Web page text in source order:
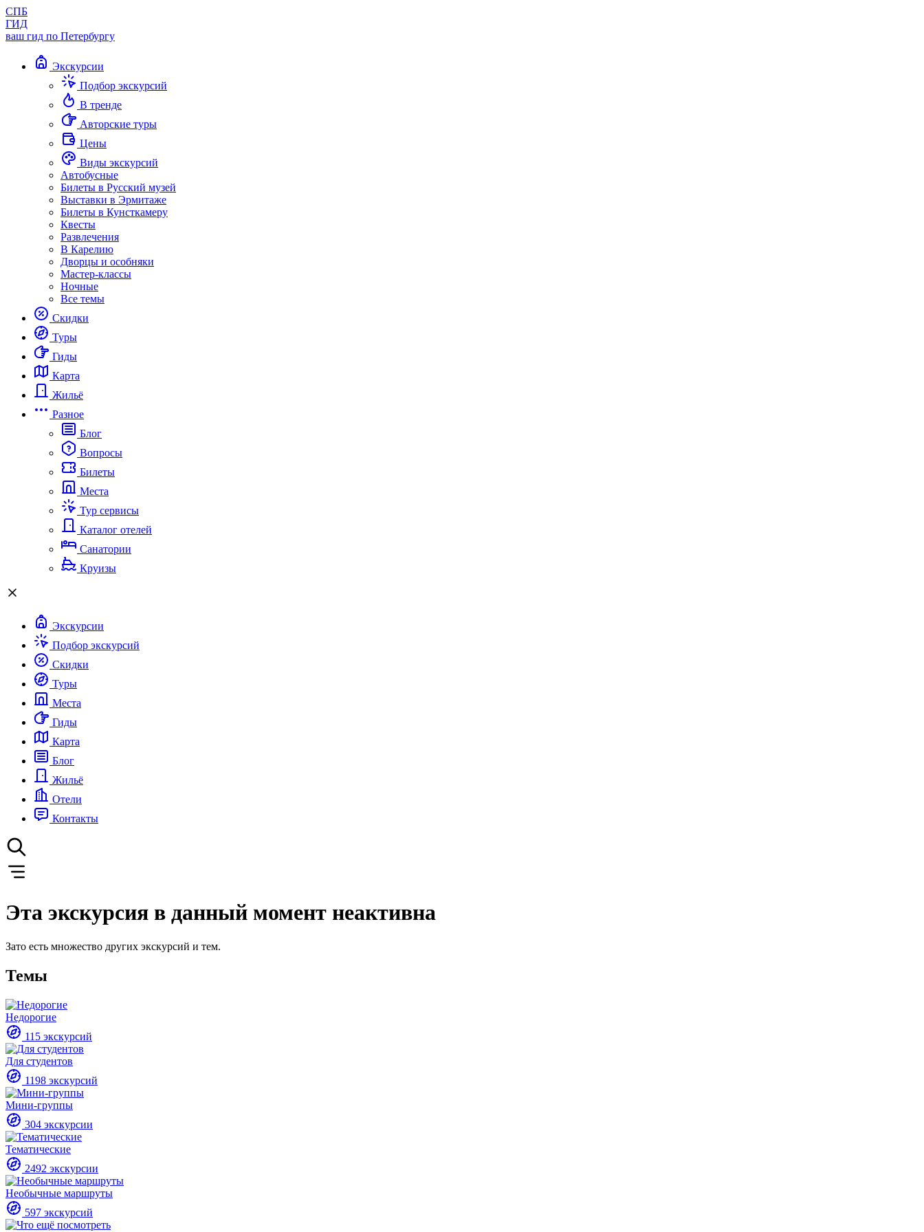
СПБ
ГИД
ваш гид по Петербургу
Экскурсии
Подбор экскурсий
В тренде
Авторские туры
Цены
Виды экскурсий
Автобусные
Билеты в Русский музей
Выставки в Эрмитаже
Билеты в Кунсткамеру
Квесты
Развлечения
В Карелию
Дворцы и особняки
Мастер-классы
Ночные
Все темы
Скидки
Туры
Гиды
Карта
Жильё
Разное
Блог
Вопросы
Билеты
Места
Тур сервисы
Каталог отелей
Санатории
Круизы
Экскурсии
Подбор экскурсий
Скидки
Туры
Места
Гиды
Карта
Блог
Жильё
Отели
Контакты
Эта экскурсия в данный момент неактивна
Зато есть множество других экскурсий и тем.
Темы
Недорогие
115 экскурсий
Для студентов
1198 экскурсий
Мини-группы
304 экскурсии
Тематические
2492 экскурсии
Необычные маршруты
597 экскурсий